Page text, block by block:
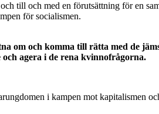
till och med en förutsättning för en
för socialismen.
om och komma till rätta med de
agera i de rena kvinnofrågorna.
i kampen mot kapitalismen